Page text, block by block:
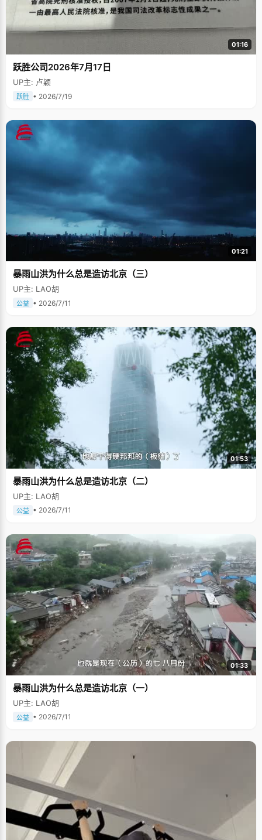
01:16
跃胜公司2026年7月17日
UP主: 卢颖
跃胜 • 2026/7/19
01:21
暴雨山洪为什么总是造访北京（三）
UP主: LAO胡
公益 • 2026/7/11
01:53
暴雨山洪为什么总是造访北京（二）
UP主: LAO胡
公益 • 2026/7/11
01:33
暴雨山洪为什么总是造访北京（一）
UP主: LAO胡
公益 • 2026/7/11